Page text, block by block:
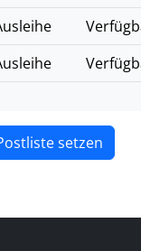
setzen